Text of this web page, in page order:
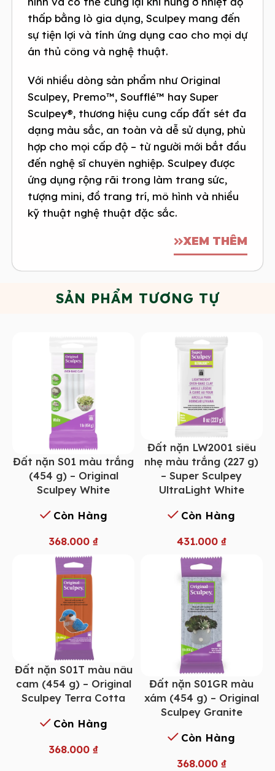
thấp bằng lò gia dụng, Sculpey mang đến
sự tiện lợi và tính ứng dụng cao cho mọi dự
án thủ công và nghệ thuật.
Với nhiều dòng sản phẩm như Original
Sculpey, Premo™, Soufflé™ hay Super
Sculpey®, thương hiệu cung cấp đất sét đa
dạng màu sắc, an toàn và dễ sử dụng, phù
hợp cho mọi cấp độ – từ người mới bắt đầu
đến nghệ sĩ chuyên nghiệp. Sculpey được
ứng dụng rộng rãi trong làm trang sức,
tượng mini, đồ trang trí, mô hình và nhiều
kỹ thuật nghệ thuật đặc sắc.
XEM THÊM
SẢN PHẨM TƯƠNG TỰ
Đất nặn S01 màu trắng
(454 g) – Original
Sculpey White
Còn Hàng
368.000 ₫
Đất nặn LW2001 siêu
nhẹ màu trắng (227 g)
– Super Sculpey
UltraLight White
Còn Hàng
431.000 ₫
Đất nặn S01T màu nâu
cam (454 g) – Original
Sculpey Terra Cotta
Còn Hàng
368.000 ₫
Đất nặn S01GR màu
xám (454 g) – Original
Sculpey Granite
Còn Hàng
368.000 ₫